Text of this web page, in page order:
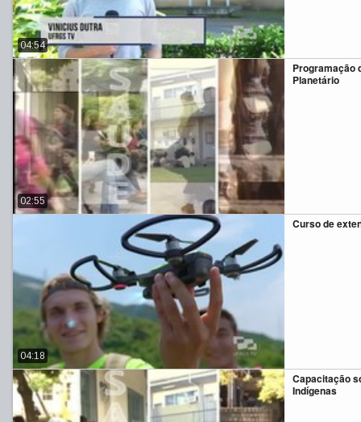
04:54
Programação
Planetário
02:55
Curso de
04:18
Capacitação
Indígenas